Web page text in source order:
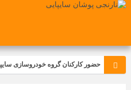
حضور کارکنان گروه خودروسازی